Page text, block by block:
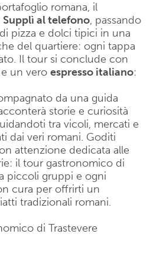
romana, il
Supplì al telefono, passando
pizza e dolci tipici in una
del quartiere: ogni tappa
Il tour si conclude con
e un vero espresso italiano:
da una guida
storie e curiosità
tra vicoli, mercati e
dai veri romani. Goditi
attenzione dedicata alle
il tour gastronomico di
piccoli gruppi e ogni
cura per offrirti un
tradizionali romani.
di Trastevere